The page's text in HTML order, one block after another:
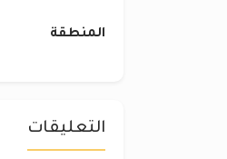
المنطقة
التعليقات